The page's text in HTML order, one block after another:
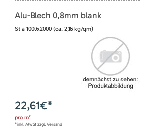
Alu-Blech 0,8mm blank
St à 1000x2000 (ca. 2,16 kg/qm)
22,61€*
pro m²
*inkl. MwSt zzgl. Versand